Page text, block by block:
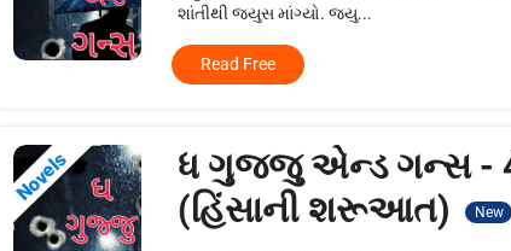
શાંતીથી જ્યુસ માંગ્યો. જ્યુ...
Read Free
Novels
ધ ગુજ્જુ એન્ડ ગન્સ -
(હિંસાની શરૂઆત)
New